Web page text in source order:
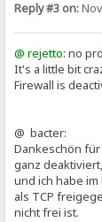
Reply #3 on:
@ rejetto: no
It's a little bit
Firewall is
@ bacter:
Dankeschön
ganz
und ich habe
als TCP
nicht frei ist.